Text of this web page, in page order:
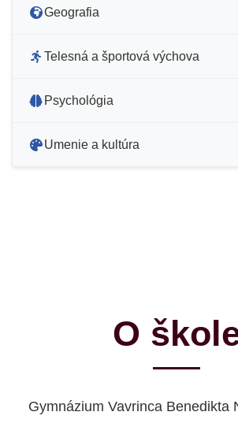
Geografia
Telesná a športová výchova
Psychológia
Umenie a kultúra
O
Gymnázium Vavrinca Benedikta